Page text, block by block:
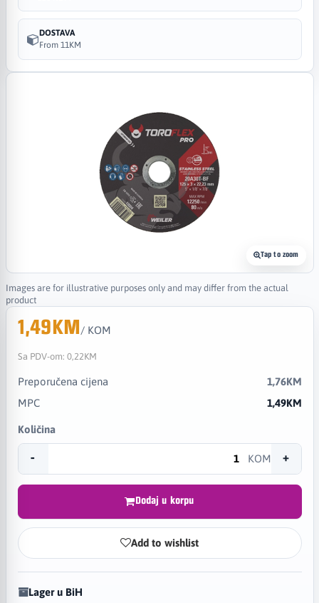
Tap to zoom
Images are for illustrative purposes only and may differ from the actual
product
DOSTAVA
From 11KM
1,49KM/ KOM
Sa PDV-om: 0,22KM
Preporučena cijena
1,76KM
MPC
1,49KM
Količina
- KOM +
Dodaj u korpu
Add to wishlist
Lager u BiH